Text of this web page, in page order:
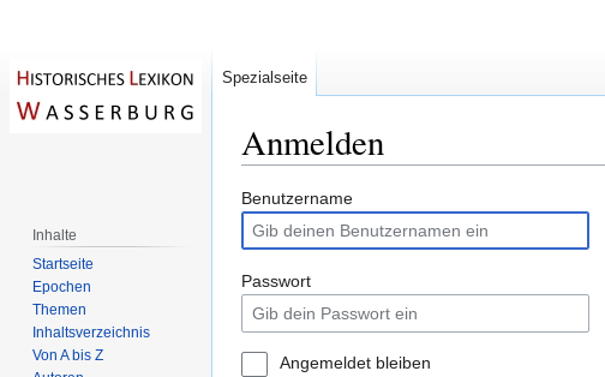
Anmelden
Zur
Navigation
springen
Zur
Suche
springen
Benutzername
Passwort
Angemeldet bleiben
Spezialseite
Inhalte
Startseite
Epochen
Themen
Inhaltsverzeichnis
Von A bis Z